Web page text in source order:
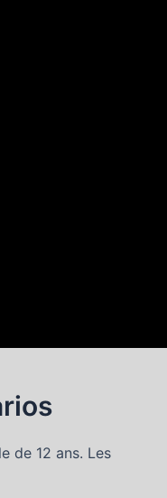
de 12 ans. Les